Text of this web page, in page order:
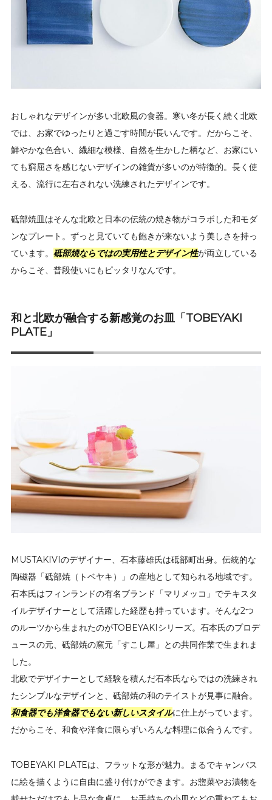
おしゃれなデザインが多い北欧風の食器。寒い冬が長く続く北欧
では、お家でゆったりと過ごす時間が長いんです。だからこそ、
鮮やかな色合い、繊細な模様、自然を生かした柄など、お家にい
ても窮屈さを感じないデザインの雑貨が多いのが特徴的。長く使
える、流行に左右されない洗練されたデザインです。
砥部焼皿はそんな北欧と日本の伝統の焼き物がコラボした和モダ
ンなプレート。ずっと見ていても飽きが来ないよう美しさを持っ
ています。 砥部焼ならではの実用性とデザイン性が両立している
からこそ、普段使いにもピッタリなんです。
和と北欧が融合する新感覚のお皿「TOBEYAKI
PLATE」
MUSTAKIVIのデザイナー、石本藤雄氏は砥部町出身。伝統的な
陶磁器「砥部焼（トベヤキ）」の産地として知られる地域です。
石本氏はフィンランドの有名ブランド「マリメッコ」でテキスタ
イルデザイナーとして活躍した経歴も持っています。そんな2つ
のルーツから生まれたのがTOBEYAKIシリーズ。石本氏のプロデ
ュースの元、砥部焼の窯元「すこし屋」との共同作業で生まれま
した。
北欧でデザイナーとして経験を積んだ石本氏ならではの洗練され
たシンプルなデザインと、砥部焼の和のテイストが見事に融合。
和食器でも洋食器でもない新しいスタイルに仕上がっています。
だからこそ、和食や洋食に限らずいろんな料理に似合うんです。
TOBEYAKI PLATEは、フラットな形が魅力。まるでキャンバス
に絵を描くように自由に盛り付けができます。お惣菜やお漬物を